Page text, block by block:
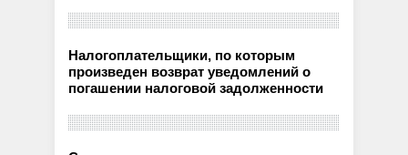
Налогоплательщики, по которым
произведен возврат уведомлений о
погашении налоговой задолженности